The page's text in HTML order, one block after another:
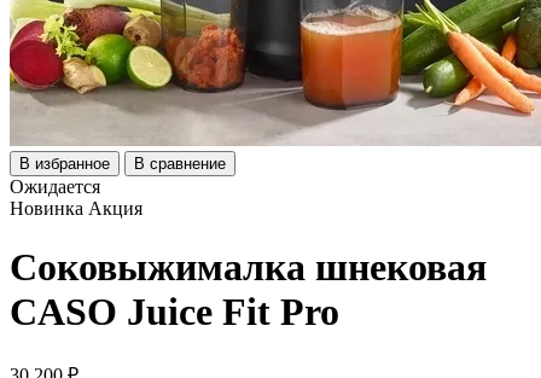
В избранное В сравнение
Ожидается
Новинка Акция
Соковыжималка шнековая
CASO Juice Fit Pro